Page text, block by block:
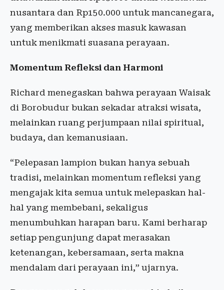
nusantara dan Rp150.000 untuk mancanegara,
yang memberikan akses masuk kawasan
untuk menikmati suasana perayaan.
Momentum Refleksi dan Harmoni
Richard menegaskan bahwa perayaan Waisak
di Borobudur bukan sekadar atraksi wisata,
melainkan ruang perjumpaan nilai spiritual,
budaya, dan kemanusiaan.
“Pelepasan lampion bukan hanya sebuah
tradisi, melainkan momentum refleksi yang
mengajak kita semua untuk melepaskan hal-
hal yang membebani, sekaligus
menumbuhkan harapan baru. Kami berharap
setiap pengunjung dapat merasakan
ketenangan, kebersamaan, serta makna
mendalam dari perayaan ini,” ujarnya.